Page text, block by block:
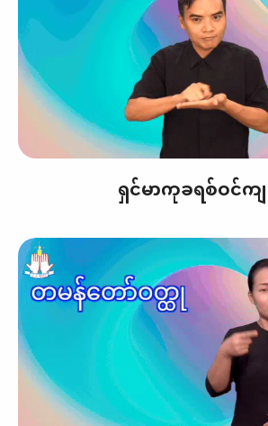
ရှင်မာကုခရစ်ဝင်ကျ